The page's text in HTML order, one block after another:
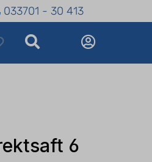
033701 - 30 413
6